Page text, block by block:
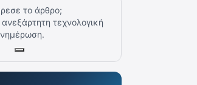
το άρθρο;
τεχνολογική